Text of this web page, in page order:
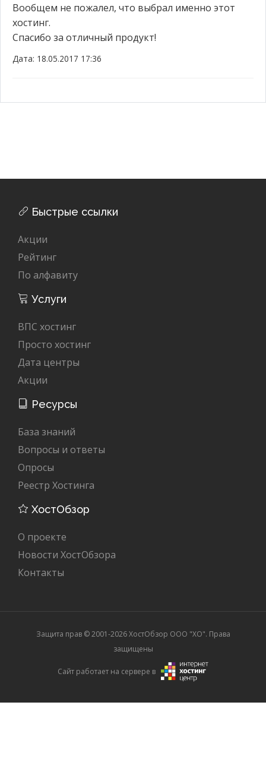
Вообщем не пожалел, что выбрал именно этот
хостинг.
Спасибо за отличный продукт!
Дата: 18.05.2017 17:36
Быстрые ссылки
Акции
Рейтинг
По алфавиту
Услуги
ВПС хостинг
Просто хостинг
Дата центры
Акции
Ресурсы
База знаний
Вопросы и ответы
Опросы
Реестр Хостинга
ХостОбзор
О проекте
Новости ХостОбзора
Контакты
Защита прав © 2001-2026 ХостОбзор ООО "XO". Права
защищены
Сайт работает на сервере в